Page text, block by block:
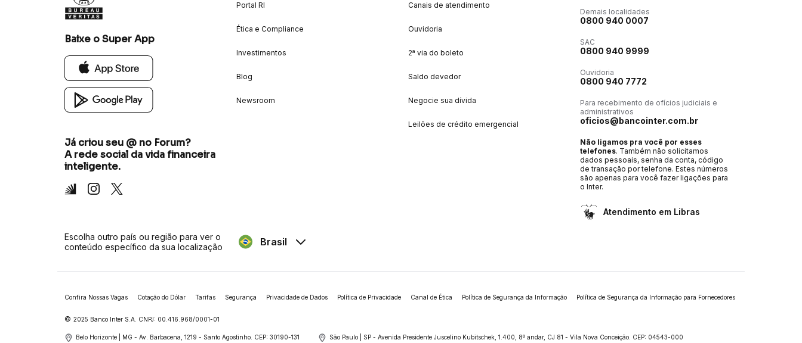
Baixe o Super App
Já criou seu @ no Forum?
A rede social da vida financeira
inteligente.
Inter Instagram
X
Portal RI
Ética e Compliance
Investimentos
Blog
Newsroom
Canais de atendimento
Ouvidoria
2ª via do boleto
Saldo devedor
Negocie sua dívida
Leilões de crédito emergencial
Demais localidades
0800 940 0007
SAC
0800 940 9999
Ouvidoria
0800 940 7772
Para recebimento de ofícios judiciais e
administrativos
oficios@bancointer.com.br
Não ligamos pra você por esses
telefones. Também não solicitamos
dados pessoais, senha da conta, código
de transação por telefone. Estes números
são apenas para você fazer ligações para
o Inter.
Atendimento em Libras
Escolha outro país ou região para ver o
conteúdo específico da sua localização
Brasil
Confira Nossas Vagas Cotação do Dólar Tarifas Segurança Privacidade de Dados Política de Privacidade Canal de Ética Política de Segurança da Informação Política de Segurança da Informação para Fornecedores
© 2025 Banco Inter S.A. CNPJ: 00.416.968/0001-01
Belo Horizonte | MG - Av. Barbacena, 1219 - Santo Agostinho. CEP: 30190-131 São Paulo | SP - Avenida Presidente Juscelino Kubitschek, 1.400, 8º andar, CJ 81 - Vila Nova Conceição. CEP: 04543-000